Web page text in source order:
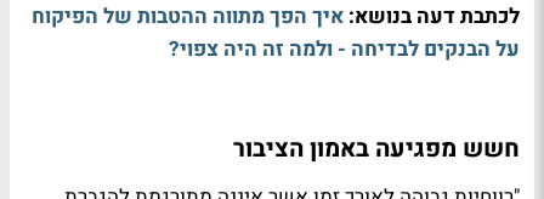
לכתבת דעה בנושא: איך הפך מתווה ההטבות של הפיקוח
על הבנקים לבדיחה - ולמה זה היה צפוי?
חשש מפגיעה באמון הציבור